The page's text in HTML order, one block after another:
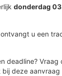
donderdag
u een
deadline?
deze